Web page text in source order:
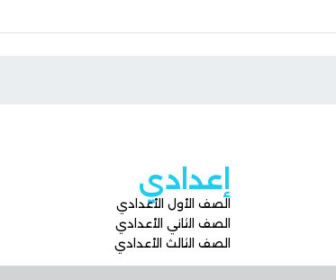
إعدادي
الصف الأول الأعدادي
الصف الثاني الأعدادي
الصف الثالث الأعدادي